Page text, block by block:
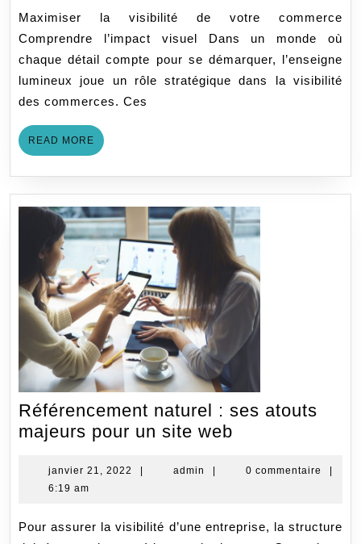
quel
choix
pour
votre
Maximiser la visibilité de votre commerce
Comprendre l’impact visuel Dans un monde où
chaque détail compte pour se démarquer, l’enseigne
lumineux joue un rôle stratégique dans la visibilité
des commerces. Ces
READ MORE READ
MORE
Référencement naturel : ses atouts
majeurs pour un site web
majeurs
janvier 21, 2022
janvier
| admin admin
| 0 commentaire
|
6:19 am
Pour assurer la visibilité d’une entreprise, la structure